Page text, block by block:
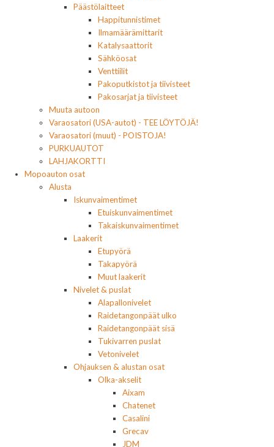
Päästölaitteet
Happitunnistimet
Ilmamäärämittarit
Katalysaattorit
Sähköosat
Venttiilit
Pakoputkistot ja tiivisteet
Pakosarjat ja tiivisteet
Muuta autoon
Varaosatori (USA-autot) - TEE LÖYTÖJÄ!
Varaosatori (muut) - POISTOJA!
PURKUAUTOT
LAHJAKORTTI
Mopoauton osat
Alusta
Iskunvaimentimet
Etuiskunvaimentimet
Takaiskunvaimentimet
Laakerit
Etupyörä
Takapyörä
Muut laakerit
Nivelet & puslat
Alapallonivelet
Raidetangonpäät ulko
Raidetangonpäät sisä
Tukivarren puslat
Vetonivelet
Ohjauksen & alustan osat
Olka-akselit
Aixam
Chatenet
Casalini
Grecav
JDM